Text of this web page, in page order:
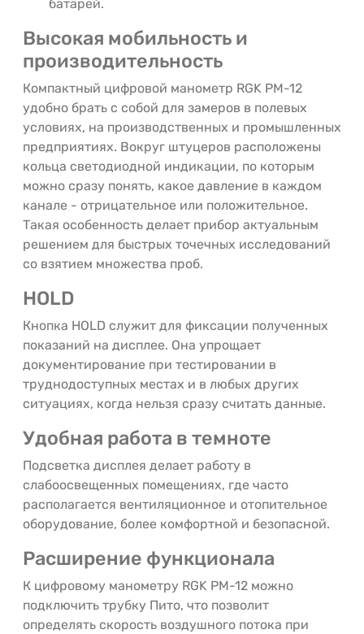
батарей.
Высокая мобильность и
производительность
Компактный цифровой манометр RGK PM-12
удобно брать с собой для замеров в полевых
условиях, на производственных и промышленных
предприятиях. Вокруг штуцеров расположены
кольца светодиодной индикации, по которым
можно сразу понять, какое давление в каждом
канале - отрицательное или положительное.
Такая особенность делает прибор актуальным
решением для быстрых точечных исследований
со взятием множества проб.
HOLD
Кнопка HOLD служит для фиксации полученных
показаний на дисплее. Она упрощает
документирование при тестировании в
труднодоступных местах и в любых других
ситуациях, когда нельзя сразу считать данные.
Удобная работа в темноте
Подсветка дисплея делает работу в
слабоосвещенных помещениях, где часто
располагается вентиляционное и отопительное
оборудование, более комфортной и безопасной.
Расширение функционала
К цифровому манометру RGK PM-12 можно
подключить трубку Пито, что позволит
определять скорость воздушного потока при